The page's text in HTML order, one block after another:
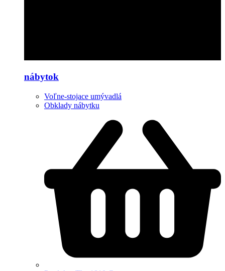
nábytok
Voľne-stojace umývadlá
Obklady nábytku